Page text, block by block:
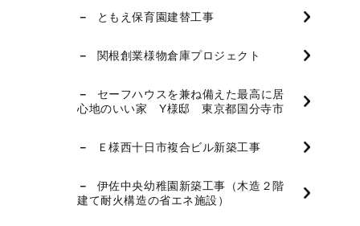
ともえ保育園建替工事
関根創業様物倉庫プロジェクト
セーフハウスを兼ね備えた最高に居
心地のいい家 Y様邸 東京都国分寺市
Ｅ様西十日市複合ビル新築工事
伊佐中央幼稚園新築工事（木造２階
建て耐火構造の省エネ施設）